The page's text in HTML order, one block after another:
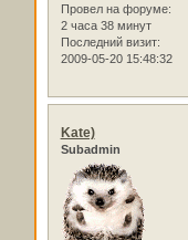
Провел на форуме:
2 часа 38 минут
Последний визит:
2009-05-20 15:48:32
Kate)
Subadmin